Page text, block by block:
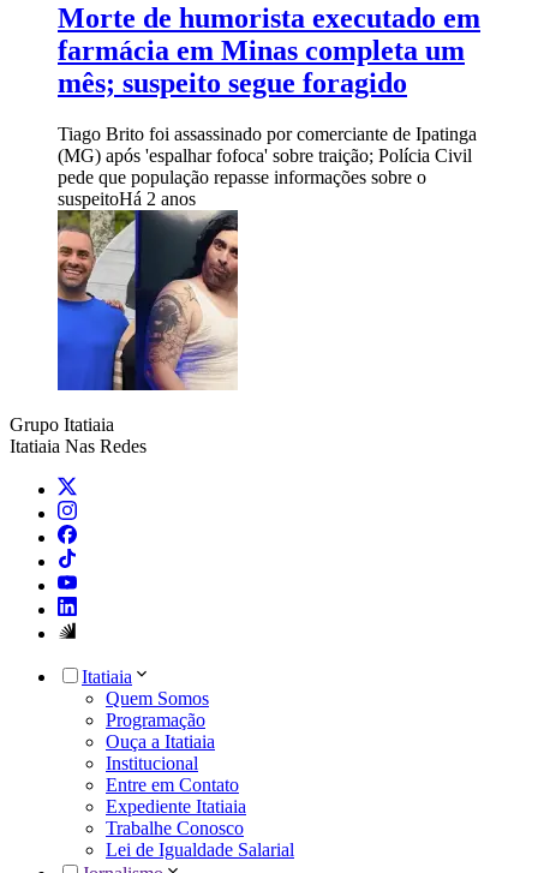
Morte de humorista executado em
farmácia em Minas completa um
mês; suspeito segue foragido
Tiago Brito foi assassinado por comerciante de Ipatinga
(MG) após 'espalhar fofoca' sobre traição; Polícia Civil
pede que população repasse informações sobre o
suspeitoHá 2 anos
Grupo Itatiaia
Itatiaia Nas Redes
Itatiaia
Quem Somos
Programação
Ouça a Itatiaia
Institucional
Entre em Contato
Expediente Itatiaia
Trabalhe Conosco
Lei de Igualdade Salarial